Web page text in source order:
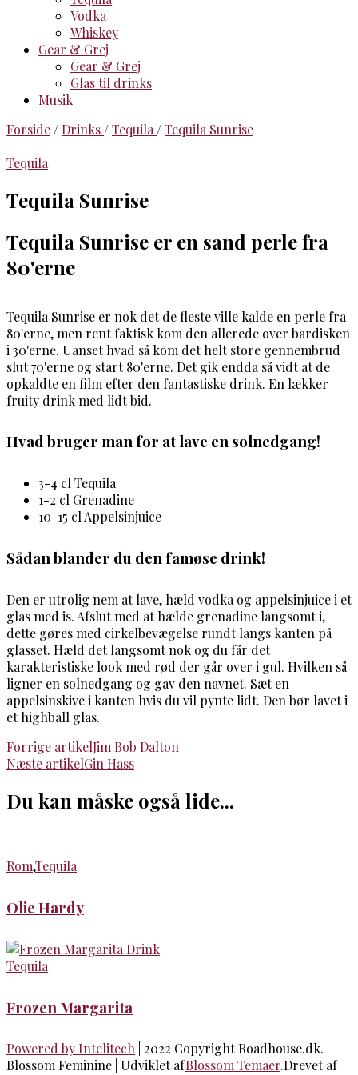
Vodka
Whiskey
Gear & Grej
Gear & Grej
Glas til drinks
Musik
Forside / Drinks /Tequila /Tequila Sunrise
Tequila
Tequila Sunrise
Tequila Sunrise er en sand perle fra
80'erne
Tequila Sunrise er nok det de fleste ville kalde en perle fra
80'erne, men rent faktisk kom den allerede over bardisken
i 30'erne. Uanset hvad så kom det helt store gennembrud
slut 70'erne og start 80'erne. Det gik endda så vidt at de
opkaldte en film efter den fantastiske drink. En lækker
fruity drink med lidt bid.
Hvad bruger man for at lave en solnedgang!
3-4 cl Tequila
1-2 cl Grenadine
10-15 cl Appelsinjuice
Sådan blander du den famøse drink!
Den er utrolig nem at lave, hæld vodka og appelsinjuice i et
glas med is. Afslut med at hælde grenadine langsomt i,
dette gøres med cirkelbevægelse rundt langs kanten på
glasset. Hæld det langsomt nok og du får det
karakteristiske look med rød der går over i gul. Hvilken så
ligner en solnedgang og gav den navnet. Sæt en
appelsinskive i kanten hvis du vil pynte lidt. Den bør lavet i
et highball glas.
Indlægsnavigation
Forrige artikelJim Bob Dalton
Næste artikelGin Hass
Du kan måske også lide...
Rom,Tequila
Olie Hardy
Tequila
Frozen Margarita
Powered by Intelitech | 2022 Copyright Roadhouse.dk. |
Blossom Feminine | Udviklet afBlossom Temaer.Drevet af